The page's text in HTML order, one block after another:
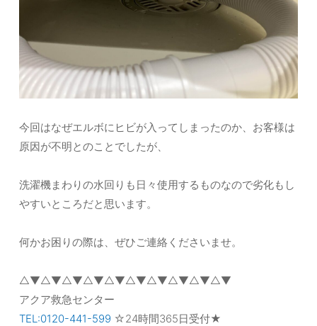
今回はなぜエルボにヒビが入ってしまったのか、お客様は
原因が不明とのことでしたが、
洗濯機まわりの水回りも日々使用するものなので劣化もし
やすいところだと思います。
何かお困りの際は、ぜひご連絡くださいませ。
△▼△▼△▼△▼△▼△▼△▼△▼△▼△▼
アクア救急センター
TEL:0120-441-599 ☆24時間365日受付★